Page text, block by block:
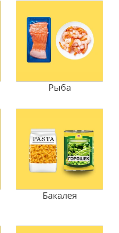
Рыба
Бакалея